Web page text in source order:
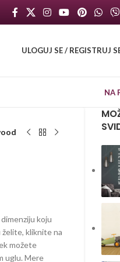
ULOGUJ SE / REGISTRUJ
NA
koju
kliknite na
možete
uglu. Mere